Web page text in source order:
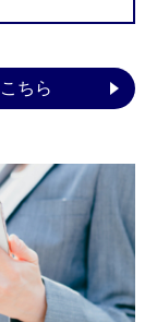
ちら